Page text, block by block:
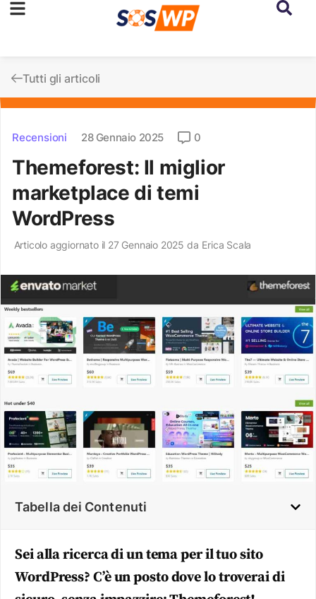
Tutti gli articoli
Recensioni 28 Gennaio 2025 0
Themeforest: Il miglior
marketplace di temi
WordPress
Articolo aggiornato il 27 Gennaio 2025 da Erica Scala
Tabella dei Contenuti
Sei alla ricerca di un tema per il tuo sito
WordPress? C’è un posto dove lo troverai di